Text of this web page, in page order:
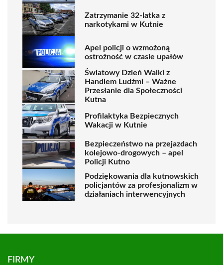
Zatrzymanie 32-latka z
narkotykami w Kutnie
Apel policji o wzmożoną
ostrożność w czasie upałów
Światowy Dzień Walki z
Handlem Ludźmi – Ważne
Przesłanie dla Społeczności
Kutna
Profilaktyka Bezpiecznych
Wakacji w Kutnie
Bezpieczeństwo na przejazdach
kolejowo-drogowych – apel
Policji Kutno
Podziękowania dla kutnowskich
policjantów za profesjonalizm w
działaniach interwencyjnych
FIRMY